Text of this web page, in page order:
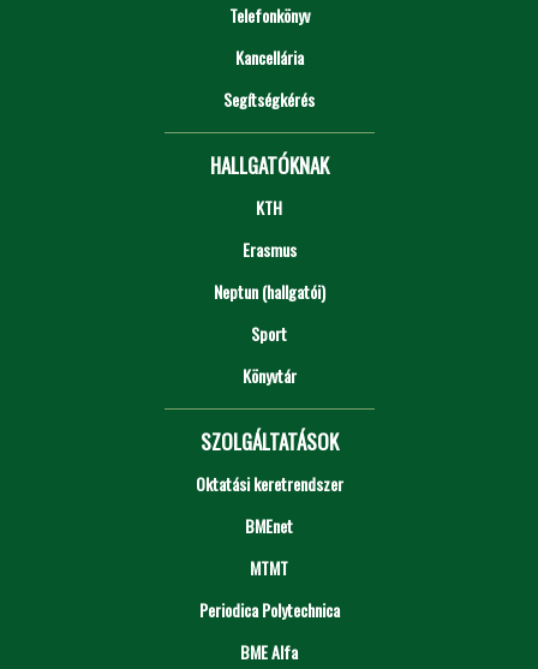
Telefonkönyv
Kancellária
Segítségkérés
HALLGATÓKNAK
KTH
Erasmus
Neptun (hallgatói)
Sport
Könyvtár
SZOLGÁLTATÁSOK
Oktatási keretrendszer
BMEnet
MTMT
Periodica Polytechnica
BME Alfa